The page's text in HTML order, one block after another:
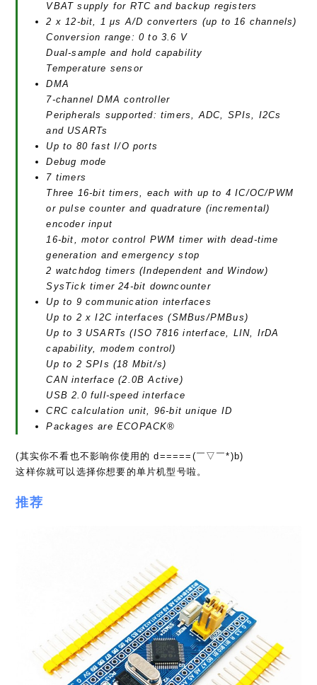
VBAT supply for RTC and backup registers
2 x 12-bit, 1 μs A/D converters (up to 16 channels)
Conversion range: 0 to 3.6 V
Dual-sample and hold capability
Temperature sensor
DMA
7-channel DMA controller
Peripherals supported: timers, ADC, SPIs, I2Cs
and USARTs
Up to 80 fast I/O ports
Debug mode
7 timers
Three 16-bit timers, each with up to 4 IC/OC/PWM
or pulse counter and quadrature (incremental)
encoder input
16-bit, motor control PWM timer with dead-time
generation and emergency stop
2 watchdog timers (Independent and Window)
SysTick timer 24-bit downcounter
Up to 9 communication interfaces
Up to 2 x I2C interfaces (SMBus/PMBus)
Up to 3 USARTs (ISO 7816 interface, LIN, IrDA
capability, modem control)
Up to 2 SPIs (18 Mbit/s)
CAN interface (2.0B Active)
USB 2.0 full-speed interface
CRC calculation unit, 96-bit unique ID
Packages are ECOPACK®
(其实你不看也不影响你使用的 d=====(￣▽￣*)b)
这样你就可以选择你想要的单片机型号啦。
推荐